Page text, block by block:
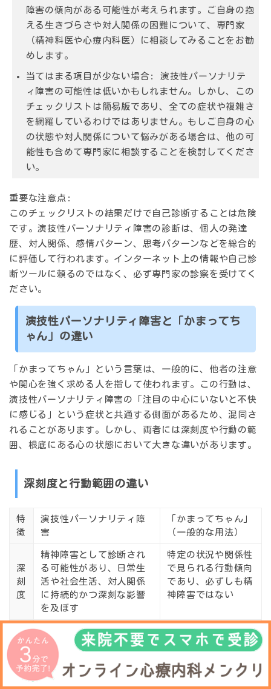
障害の傾向がある可能性が考えられます。ご自身の抱
える生きづらさや対人関係の困難について、専門家
（精神科医や心療内科医）に相談してみることをお勧
めします。
当てはまる項目が少ない場合:
演技性パーソナリテ
ィ障害の可能性は低いかもしれません。しかし、この
チェックリストは簡易版であり、全ての症状や複雑さ
を網羅しているわけではありません。もしご自身の心
の状態や対人関係について悩みがある場合は、他の可
能性も含めて専門家に相談することを検討してくださ
い。
重要な注意点:
このチェックリストの結果だけで自己診断することは危険
です。演技性パーソナリティ障害の診断は、個人の発達
歴、対人関係、感情パターン、思考パターンなどを総合的
に評価して行われます。インターネット上の情報や自己診
断ツールに頼るのではなく、必ず専門家の診察を受けてく
ださい。
演技性パーソナリティ障害と「かまってち
ゃん」の違い
「かまってちゃん」という言葉は、一般的に、他者の注意
や関心を強く求める人を指して使われます。この行動は、
演技性パーソナリティ障害の「注目の中心にいないと不快
に感じる」という症状と共通する側面があるため、混同さ
れることがあります。しかし、両者には 深刻度や行動の範
囲、根底にある心の状態において大きな違いがあります。
深刻度と行動範囲の違い
特
徴
演技性パーソナリティ障
害
「かまってちゃん」
（一般的な用法）
深
刻
度
精神障害として診断され
る可能性があり、日常生
活や社会生活、対人関係
に持続的かつ深刻な影響
を及ぼす
特定の状況や関係性
で見られる行動傾向
であり、必ずしも精
神障害ではない
行
動
範
囲
人間関係全般、仕事、家
庭など、 生活のあらゆる
場面
ンが現れる
主に親しい関係性や
特定のコミュニティ
面で見られることが
多い